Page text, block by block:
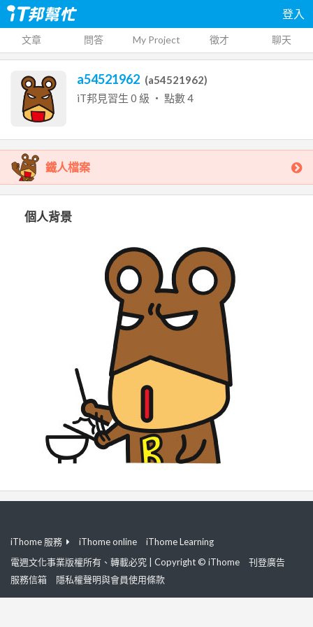
登入
文章 問答 My Project 徵才 聊天
a54521962 (a54521962)
iT邦見習生 0 級 ‧ 點數4
鐵人檔案
個人背景
iThome 服務 iThome online
iThome Learning
電週文化事業版權所有、轉載必究 | Copyright © iThome
刊登廣告
服務信箱
隱私權聲明與會員使用條款